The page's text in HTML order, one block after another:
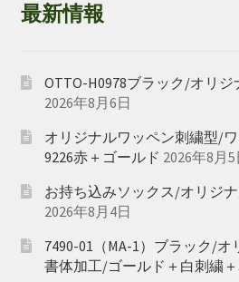
最新情報
OTTO-H0978ブラック/オリ
2026年8月6日
オリジナルワッペン刺繍型/
9226赤＋ゴールド 2026年8月5
お持ち込みソックス/オリジ
2026年8月4日
7490-01（MA-1）ブラック/
書体加工/ゴールド＋白刺繍